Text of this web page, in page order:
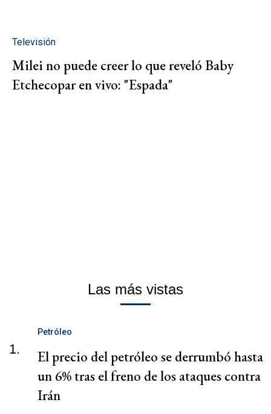
Televisión
Milei no puede creer lo que reveló Baby
Etchecopar en vivo: "Espada"
Las más vistas
1.
Petróleo
El precio del petróleo se derrumbó hasta
un 6% tras el freno de los ataques contra
Irán